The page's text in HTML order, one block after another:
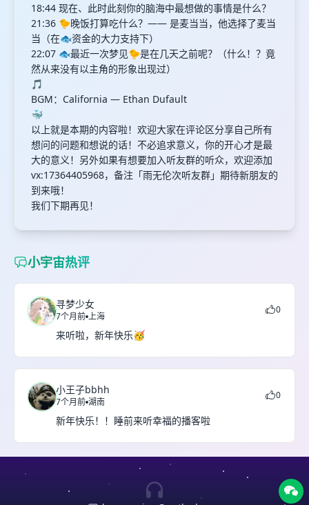
18:44 现在、此时此刻你的脑海中最想做的事情是什么？
21:36 🐤晚饭打算吃什么？—— 是麦当当，他选择了麦当
当（在🐟资金的大力支持下）
22:07 🐟最近一次梦见🐤是在几天之前呢？（什么！？竟
然从来没有以主角的形象出现过）
🎵
BGM：California — Ethan Dufault
🐳
以上就是本期的内容啦！欢迎大家在评论区分享自己所有
想问的问题和想说的话！不必追求意义，你的开心才是最
大的意义！另外如果有想要加入听友群的听众，欢迎添加
vx:17364405968，备注「雨无伦次听友群」期待新朋友的
到来哦！
我们下期再见！
小宇宙热评
寻梦少女
7个月前 上海
0
来听啦，新年快乐🥳
小王子bbhh
7个月前 湖南
0
新年快乐！！睡前来听幸福的播客啦